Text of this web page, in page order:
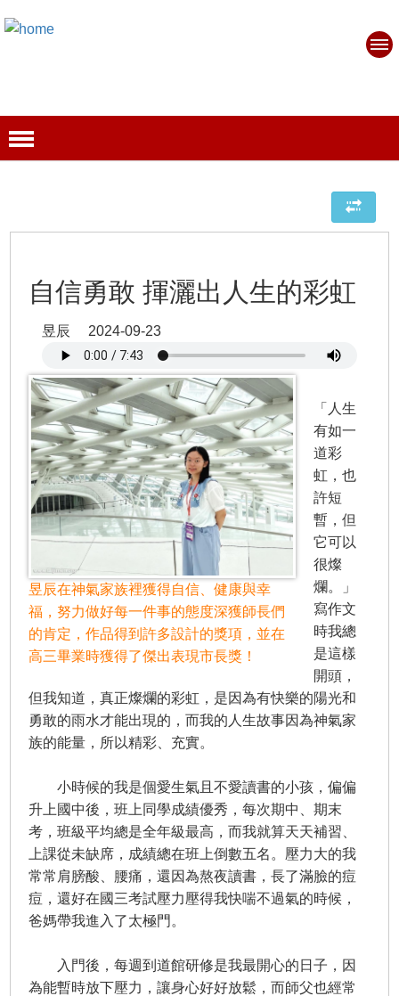
自信勇敢 揮灑出人生的彩虹
昱辰 2024-09-23
昱辰在神氣家族裡獲得自信、健康與幸
福，努力做好每一件事的態度深獲師長們
的肯定，作品得到許多設計的獎項，並在
高三畢業時獲得了傑出表現市長獎！
「人生
有如一
道彩
虹，也
許短
暫，但
它可以
很燦
爛。」
寫作文
時我總
是這樣
開頭，
但我知道，真正燦爛的彩虹，是因為有快樂的陽光和
勇敢的雨水才能出現的，而我的人生故事因為神氣家
族的能量，所以精彩、充實。
小時候的我是個愛生氣且不愛讀書的小孩，偏偏
升上國中後，班上同學成績優秀，每次期中、期末
考，班級平均總是全年級最高，而我就算天天補習、
上課從未缺席，成績總在班上倒數五名。壓力大的我
常常肩膀酸、腰痛，還因為熬夜讀書，長了滿臉的痘
痘，還好在國三考試壓力壓得我快喘不過氣的時候，
爸媽帶我進入了太極門。
入門後，每週到道館研修是我最開心的日子，因
為能暫時放下壓力，讓身心好好放鬆，而師父也經常